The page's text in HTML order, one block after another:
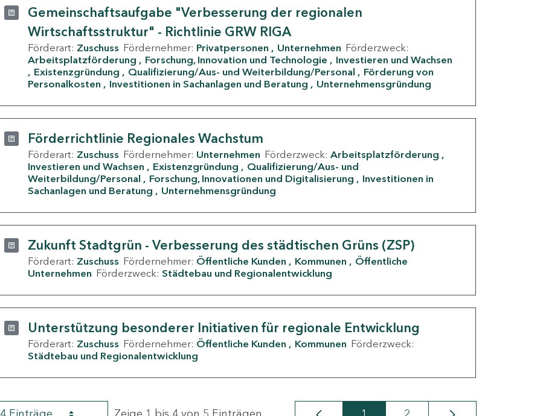
Gemeinschaftsaufgabe "Verbesserung der regionalen
Wirtschaftsstruktur" - Richtlinie GRW RIGA
Förderart: Zuschuss Fördernehmer: Privatpersonen Unternehmen Förderzweck:
Arbeitsplatzförderung
Forschung, Innovation und Technologie
Investieren und Wachsen
Existenzgründung
Qualifizierung/Aus- und Weiterbildung/Personal
Förderung von
Personalkosten
Investitionen in Sachanlagen und Beratung Unternehmensgründung
Förderrichtlinie Regionales Wachstum
Förderart: Zuschuss Fördernehmer: Unternehmen Förderzweck: Arbeitsplatzförderung
Investieren und Wachsen
Existenzgründung
Qualifizierung/Aus- und
Weiterbildung/Personal
Forschung, Innovationen und Digitalisierung
Investitionen in
Sachanlagen und Beratung
Unternehmensgründung
Zukunft Stadtgrün - Verbesserung des städtischen Grüns (ZSP)
Förderart: Zuschuss Fördernehmer: Öffentliche Kunden Kommunen
Öffentliche
Unternehmen Förderzweck: Städtebau und Regionalentwicklung
Unterstützung besonderer Initiativen für regionale Entwicklung
Förderart: Zuschuss Fördernehmer: Öffentliche Kunden Kommunen Förderzweck:
Städtebau und Regionalentwicklung